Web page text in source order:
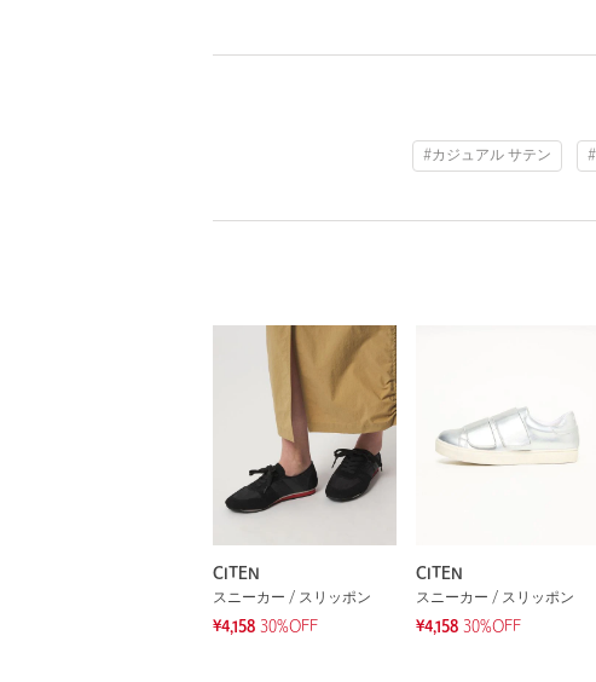
#カジュアル サテン
CITEN
スニーカー / スリッポン
¥4,158 30%OFF
CITEN
スニーカー / スリッポン
¥4,158 30%OFF